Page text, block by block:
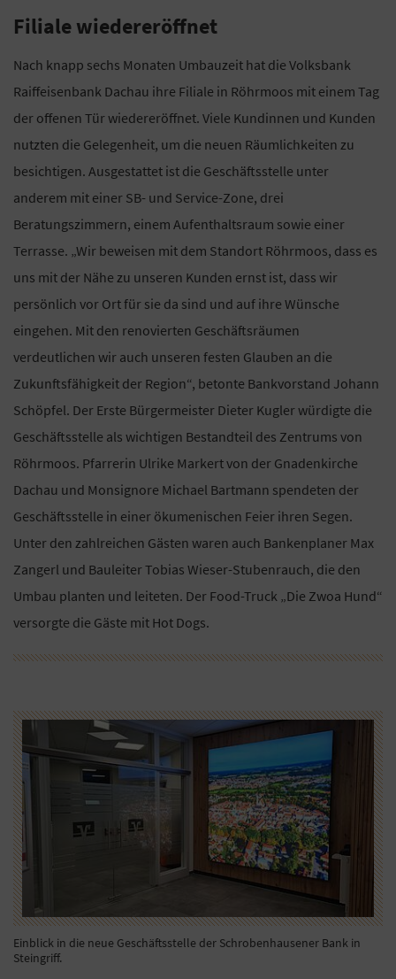
Filiale wiedereröffnet
Nach knapp sechs Monaten Umbauzeit hat die Volksbank
Raiffeisenbank Dachau ihre Filiale in Röhrmoos mit einem Tag
der offenen Tür wiedereröffnet. Viele Kundinnen und Kunden
nutzten die Gelegenheit, um die neuen Räumlichkeiten zu
besichtigen. Ausgestattet ist die Geschäftsstelle unter
anderem mit einer SB- und Service-Zone, drei
Beratungszimmern, einem Aufenthaltsraum sowie einer
Terrasse. „Wir beweisen mit dem Standort Röhrmoos, dass es
uns mit der Nähe zu unseren Kunden ernst ist, dass wir
persönlich vor Ort für sie da sind und auf ihre Wünsche
eingehen. Mit den renovierten Geschäftsräumen
verdeutlichen wir auch unseren festen Glauben an die
Zukunftsfähigkeit der Region“, betonte Bankvorstand Johann
Schöpfel. Der Erste Bürgermeister Dieter Kugler würdigte die
Geschäftsstelle als wichtigen Bestandteil des Zentrums von
Röhrmoos. Pfarrerin Ulrike Markert von der Gnadenkirche
Dachau und Monsignore Michael Bartmann spendeten der
Geschäftsstelle in einer ökumenischen Feier ihren Segen.
Unter den zahlreichen Gästen waren auch Bankenplaner Max
Zangerl und Bauleiter Tobias Wieser-Stubenrauch, die den
Umbau planten und leiteten. Der Food-Truck „Die Zwoa Hund“
versorgte die Gäste mit Hot Dogs.
Einblick in die neue Geschäftsstelle der Schrobenhausener Bank in
Steingriff.